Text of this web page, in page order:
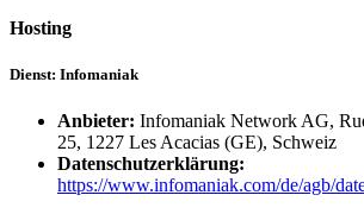
Hosting
Dienst: Infomaniak
Anbieter: Infomaniak Network AG,
25, 1227 Les Acacias (GE), Schweiz
Datenschutzerklärung:
https://www.infomaniak.com/de/agb/